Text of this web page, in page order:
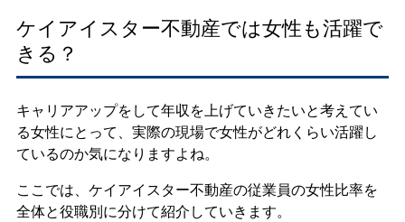
ケイアイスター不動産では女性も活躍で
きる？
キャリアアップをして年収を上げていきたいと考えてい
る女性にとって、実際の現場で女性がどれくらい活躍し
ているのか気になりますよね。
ここでは、ケイアイスター不動産の従業員の女性比率を
全体と役職別に分けて紹介していきます。